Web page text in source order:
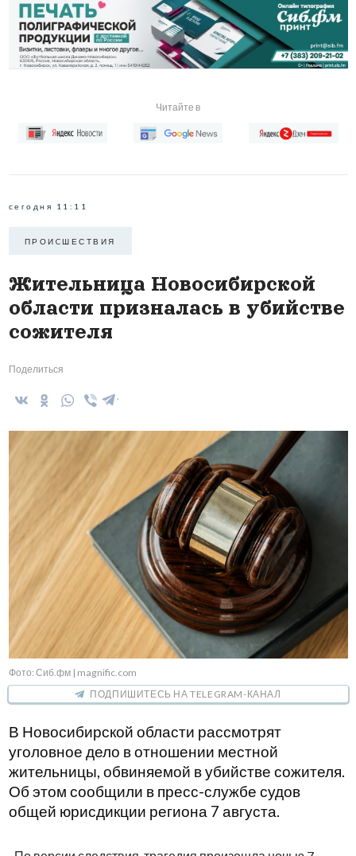
Читайте в
сегодня 11:11
ПРОИCШЕСТВИЯ
Жительница Новосибирской
области призналась в убийстве
сожителя
Поделиться
Фото: Сиб.фм | magnific.com
ПОДПИШИТЕСЬ НА TELEGRAM-КАНАЛ
В Новосибирской области рассмотрят
уголовное дело в отношении местной
жительницы, обвиняемой в убийстве сожителя.
Об этом сообщили в пресс-службе судов
общей юрисдикции региона 7 августа.